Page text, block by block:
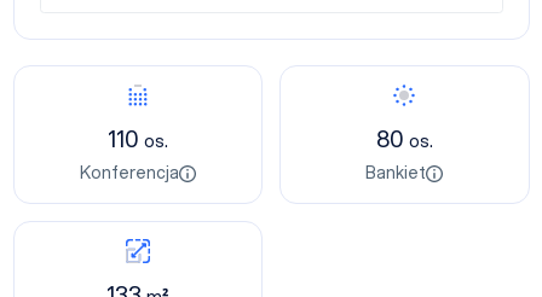
110 os.
Konferencja
80 os.
Bankiet